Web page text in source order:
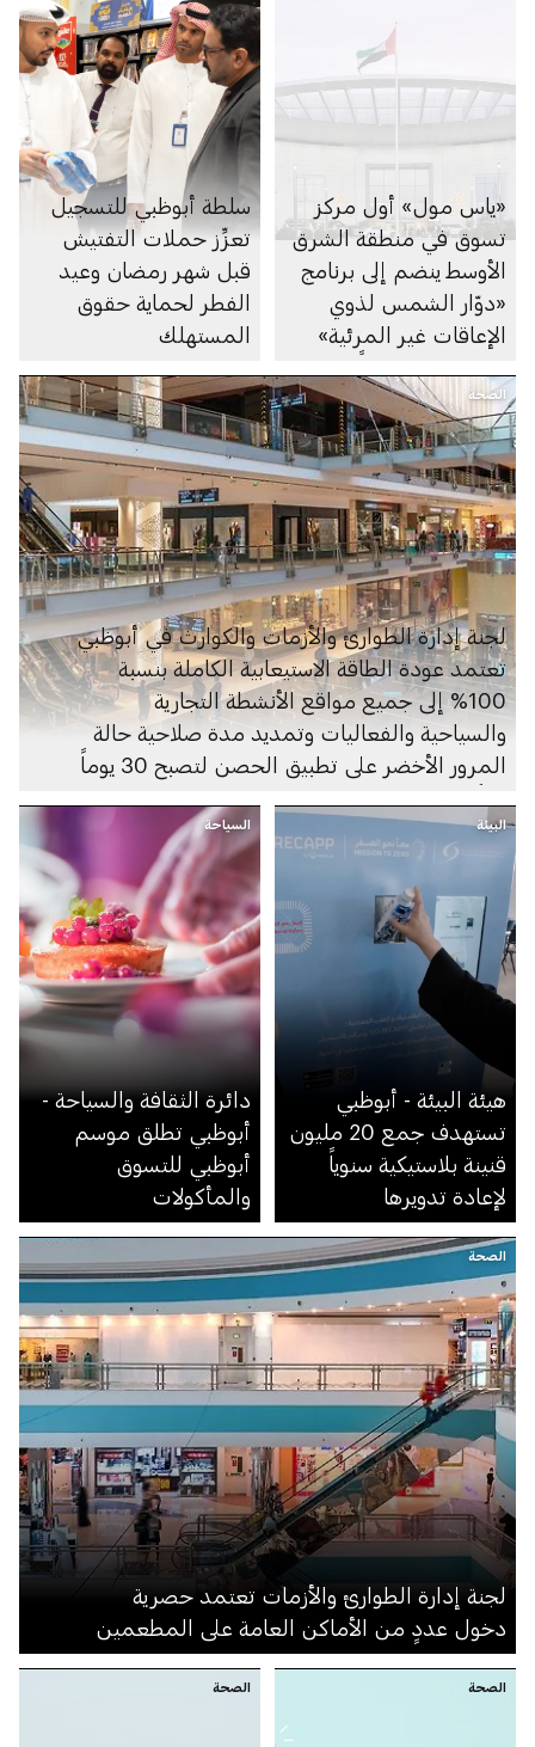
«ياس مول» أول مركز
تسوق في منطقة الشرق
الأوسط ينضم إلى برنامج
«دوّار الشمس لذوي
الإعاقات غير المرئية»
سلطة أبوظبي للتسجيل
تعزِّز حملات التفتيش
قبل شهر رمضان وعيد
الفطر لحماية حقوق
المستهلك
الصحة
لجنة إدارة الطوارئ والأزمات والكوارث في أبوظبي
تعتمد عودة الطاقة الاستيعابية الكاملة بنسبة
100% إلى جميع مواقع الأنشطة التجارية
والسياحية والفعاليات وتمديد مدة صلاحية حالة
المرور الأخضر على تطبيق الحصن لتصبح 30 يوماً
البيئة
هيئة البيئة - أبوظبي
تستهدف جمع 20 مليون
قنينة بلاستيكية سنوياً
لإعادة تدويرها
السياحة
دائرة الثقافة والسياحة -
أبوظبي تطلق موسم
أبوظبي للتسوق
والمأكولات
الصحة
لجنة إدارة الطوارئ والأزمات تعتمد حصرية
دخول عددٍ من الأماكن العامة على المطعمين
الصحة الصحة